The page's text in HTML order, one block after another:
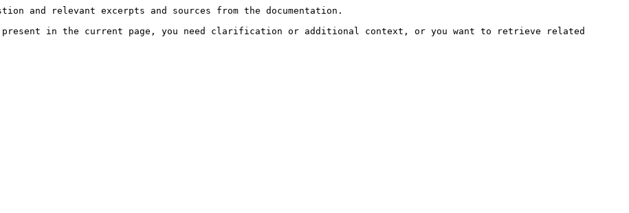
and relevant excerpts and sources from the documentation.
present in the current page, you need clarification or additional context, or you want to retrieve related